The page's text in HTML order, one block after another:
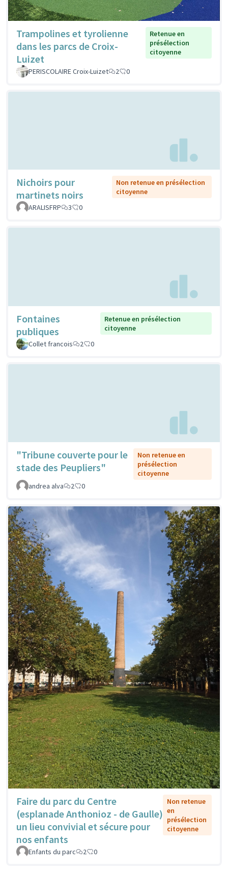
Trampolines et tyrolienne
dans les parcs de Croix-
Luizet
Retenue en
présélection
citoyenne
PERISCOLAIRE Croix-Luizet 2 0
Nichoirs pour
martinets noirs
Non retenue en présélection
citoyenne
ARALISFRP
3 0
Fontaines
publiques
Retenue en présélection
citoyenne
Collet francois
2 0
"Tribune couverte pour le
stade des Peupliers"
Non retenue en
présélection
citoyenne
andrea alva
2 0
Faire du parc du Centre
(esplanade Anthonioz - de Gaulle)
un lieu convivial et sécure pour
nos enfants
Non retenue
en
présélection
citoyenne
Enfants du parc 2 0